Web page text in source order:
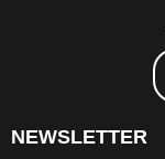
NEWSLETTER